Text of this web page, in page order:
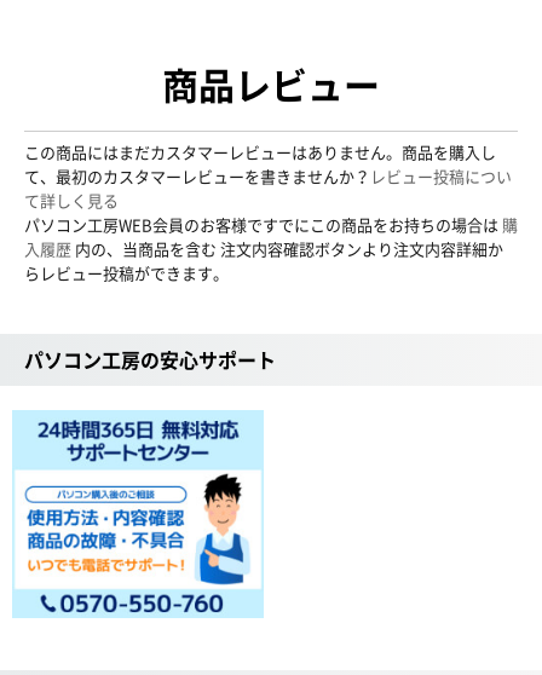
商品レビュー
この商品にはまだカスタマーレビューはありません。商品を購入し
て、最初のカスタマーレビューを書きませんか？ レビュー投稿につい
て詳しく見る
パソコン工房WEB会員のお客様ですでにこの商品をお持ちの場合は 購
入履歴 内の、当商品を含む 注文内容確認ボタンより注文内容詳細か
らレビュー投稿ができます。
パソコン工房の安心サポート